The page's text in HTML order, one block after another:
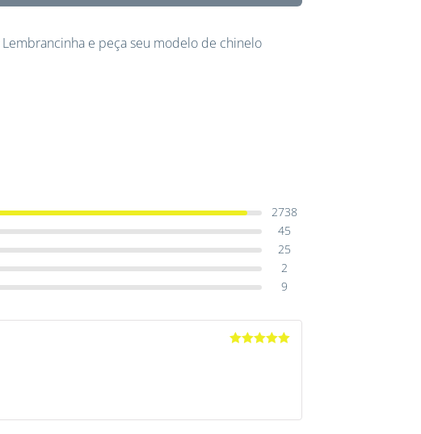
e peça seu modelo de chinelo
2738
45
25
2
9